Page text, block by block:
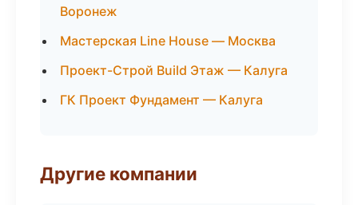
Воронеж
Мастерская Line House — Москва
Проект-Строй Build Этаж — Калуга
ГК Проект Фундамент — Калуга
Другие компании